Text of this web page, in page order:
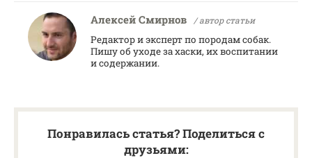
Алексей Смирнов / автор статьи
Редактор и эксперт по породам собак.
Пишу об уходе за хаски, их воспитании
и содержании.
Понравилась статья? Поделиться с
друзьями: